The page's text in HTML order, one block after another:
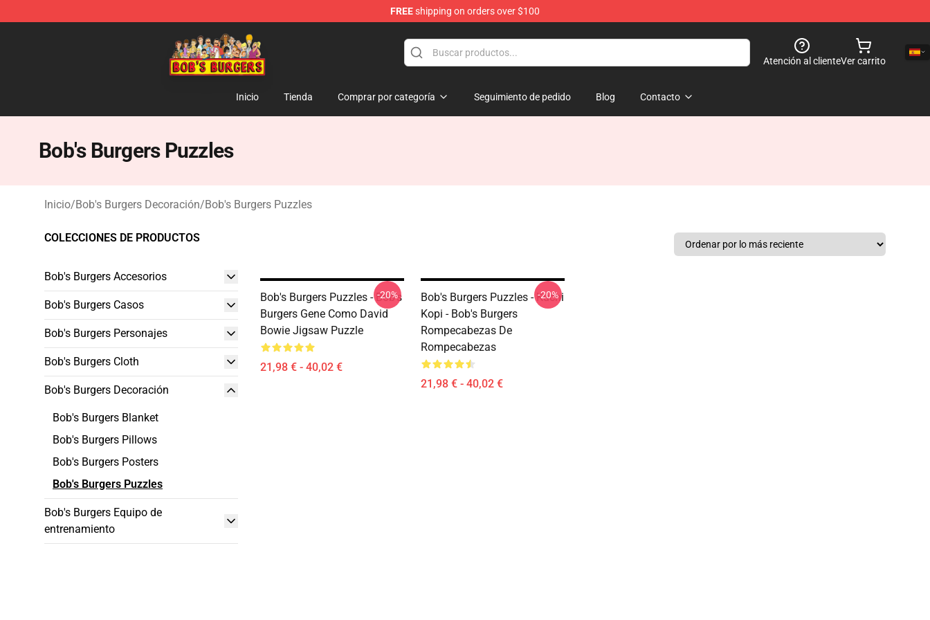
FREEshipping on orders over $100
Bob's Burgers Store - Official Bob's Burgers Merchandise Shop
Atención al clienteVer carrito
Inicio Tienda Comprar por categoría Seguimiento de pedido Blog Contacto
Bob's Burgers Puzzles
Inicio/Bob's Burgers Decoración/Bob's Burgers Puzzles
COLECCIONES DE PRODUCTOS
Bob's Burgers Accesorios
Bob's Burgers Casos
Bob's Burgers Personajes
Bob's Burgers Cloth
Bob's Burgers Decoración
Bob's Burgers Blanket
Bob's Burgers Pillows
Bob's Burgers Posters
Bob's Burgers Puzzles
Bob's Burgers Equipo de
entrenamiento
Bob's Burgers Puzzles - Bob's
Burgers Gene Como David
Bowie Jigsaw Puzzle
21,98 € - 40,02 €
-20%
Bob's Burgers Puzzles - Kuchi
Kopi - Bob's Burgers
Rompecabezas De
Rompecabezas
21,98 € - 40,02 €
-20%